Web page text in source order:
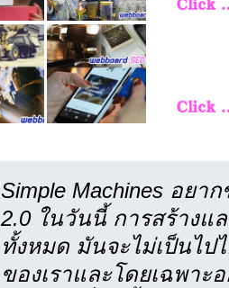
Simple Machines อย
2.0 ในวันนี้ การสร้างแ
ทั้งหมด มันจะไม่เป็นไป
ของเราและโดยเฉพาะ